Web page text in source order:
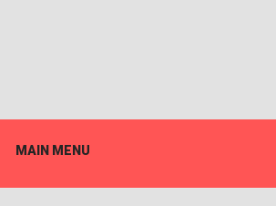
MAIN MENU